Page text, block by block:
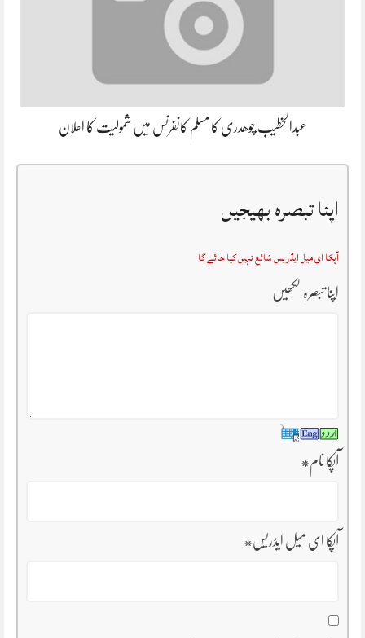
عبدالخطیب چوھدری کا مسلم کانفرنس میں شمولیت کا اعلان
اپنا تبصرہ بھیجیں
آپکا ای میل ایڈریس شائع نہیں کیا جائے گا
اپنا تبصرہ لکھیں
آپکا نام*
آپکا ای میل ایڈریس*